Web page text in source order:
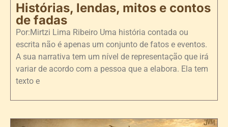
Histórias, lendas, mitos e contos
de fadas
Por:Mirtzi Lima Ribeiro Uma história contada ou
escrita não é apenas um conjunto de fatos e eventos.
A sua narrativa tem um nível de representação que irá
variar de acordo com a pessoa que a elabora. Ela tem
texto e